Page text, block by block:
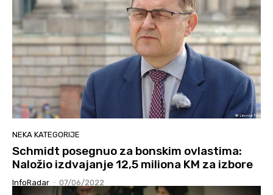
NEKA KATEGORIJE
Schmidt posegnuo za bonskim ovlastima:
Naložio izdvajanje 12,5 miliona KM za izbore
InfoRadar - 07/06/2022